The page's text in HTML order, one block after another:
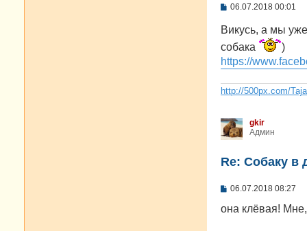
С
б
щ
е
н
е
06.07.2018 00:01
Викусь, а мы
собака
)
https://
http://500px.com/
gkir
Админ
Re: Собаку в
С
о
06.07.2018 08:27
она клёвая!